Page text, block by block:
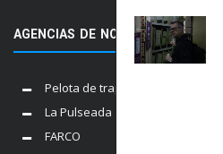
AGENCIAS DE NOTICIAS AMIGAS
Pelota de trapo
La Pulseada
FARCO